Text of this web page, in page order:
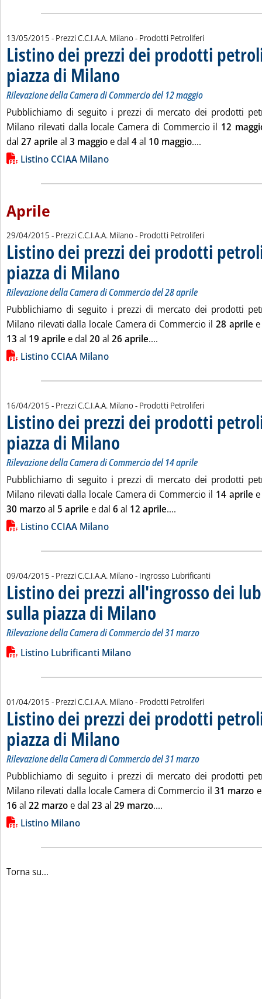
13/05/2015 - Prezzi C.C.I.A.A. Milano - Prodotti Petroliferi
Listino dei prezzi dei prodotti
piazza di Milano . Sottotitolo: Rilevazione della Camera di
. Pubblicata mercoledì 13 maggio 2015 alle 15.11.
Rilevazione della Camera di Commercio del 12 maggio
Pubblichiamo di seguito i prezzi di mercato dei prodotti
Milano rilevati dalla locale Camera di Commercio il 12
dal 27 aprile al 3 maggioe dal 4al 10 maggio....
Lista allegati PDF alla notizia
Listino CCIAA Milano
Aprile
29/04/2015 - Prezzi C.C.I.A.A. Milano - Prodotti Petroliferi
Listino dei prezzi dei prodotti
piazza di Milano . Sottotitolo: Rilevazione della Camera di
. Pubblicata mercoledì 29 aprile 2015 alle 15.14.
Rilevazione della Camera di Commercio del 28 aprile
Pubblichiamo di seguito i prezzi di mercato dei prodotti
Milano rilevati dalla locale Camera di Commercio il28 aprile
13 al 19 aprile e dal 20 al 26 aprile....
Lista allegati PDF alla notizia
Listino CCIAA Milano
16/04/2015 - Prezzi C.C.I.A.A. Milano - Prodotti Petroliferi
Listino dei prezzi dei prodotti
piazza di Milano . Sottotitolo: Rilevazione della Camera di
. Pubblicata giovedì 16 aprile 2015 alle 11.13.
Rilevazione della Camera di Commercio del 14 aprile
Pubblichiamo di seguito i prezzi di mercato dei prodotti
Milano rilevati dalla locale Camera di Commercio il 14 aprile
30 marzoal 5 aprile e dal 6 al 12 aprile....
Lista allegati PDF alla notizia
Listino CCIAA Milano
09/04/2015 - Prezzi C.C.I.A.A. Milano - Ingrosso Lubrificanti
Listino dei prezzi all'ingrosso dei
sulla piazza di Milano . Sottotitolo: Rilevazione della
. Pubblicata giovedì 09 aprile 2015
Rilevazione della Camera di Commercio del 31 marzo
Leggi tutta la notizia: 'Listino dei prezzi all'ingrosso dei
Lista allegati PDF alla notizia
Listino Lubrificanti Milano
01/04/2015 - Prezzi C.C.I.A.A. Milano - Prodotti Petroliferi
Listino dei prezzi dei prodotti
piazza di Milano . Sottotitolo: Rilevazione della Camera di
. Pubblicata mercoledì 01 aprile 2015 alle 15.10.
Rilevazione della Camera di Commercio del 31 marzo
Pubblichiamo di seguito i prezzi di mercato dei prodotti
Milano rilevati dalla locale Camera di Commercio il 31 marzo
16 al 22 marzoe dal 23 al 29 marzo....
Lista allegati PDF alla notizia
Listino Milano
Torna su...